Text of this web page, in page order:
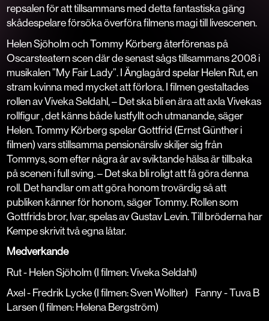
repsalen för att tillsammans med detta fantastiska gäng
skådespelare försöka överföra filmens magi till livescenen.
Helen Sjöholm och Tommy Körberg återförenas på
Oscarsteatern scen där de senast sågs tillsammans 2008 i
musikalen ”My Fair Lady”. I Änglagård spelar Helen Rut, en
stram kvinna med mycket att förlora. I filmen gestaltades
rollen av Viveka Seldahl, – Det ska bli en ära att axla Vivekas
rollfigur , det känns både lustfyllt och utmanande,säger
Helen. Tommy Körberg spelar Gottfrid (Ernst Günther i
filmen) vars stillsamma pensionärsliv skiljer sig från
Tommys, som efter några år av sviktande hälsa är tillbaka
på scenen i full sving. – Det ska bli roligt att få göra denna
roll. Det handlar om att göra honom trovärdig så att
publiken känner för honom, säger Tommy. Rollen som
Gottfrids bror, Ivar, spelas av Gustav Levin. Till bröderna har
Kempe skrivit två egna låtar.
Medverkande
Rut - Helen Sjöholm (I filmen: Viveka Seldahl)
Axel - Fredrik Lycke (I filmen: Sven Wollter)
Fanny - Tuva B
Larsen (I filmen: Helena Bergström)